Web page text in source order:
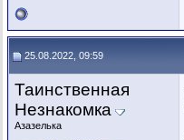
25.08.2022, 09:59
Таинственная
Незнакомка
Азазелька